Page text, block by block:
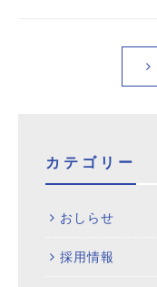
カテゴリー
おしらせ
採用情報